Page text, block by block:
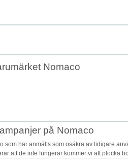
Nomaco
på Nomaco
som har anmälts som osäkra av tidigare
att de inte fungerar kommer vi att plocka